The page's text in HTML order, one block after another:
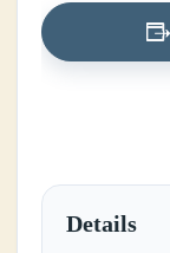
Details